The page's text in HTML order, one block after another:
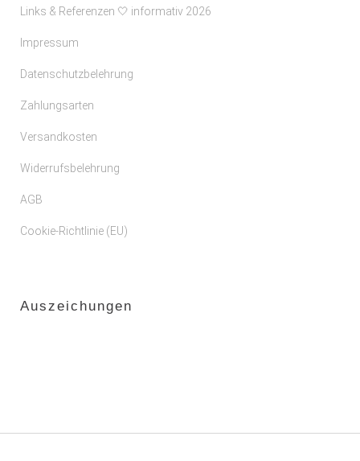
Links & Referenzen 🤍 informativ 2026
Impressum
Datenschutzbelehrung
Zahlungsarten
Versandkosten
Widerrufsbelehrung
AGB
Cookie-Richtlinie (EU)
Auszeichungen